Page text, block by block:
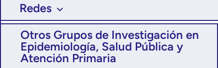
Redes
Otros Grupos de Investigación en
Epidemiología, Salud Pública y
Atención Primaria